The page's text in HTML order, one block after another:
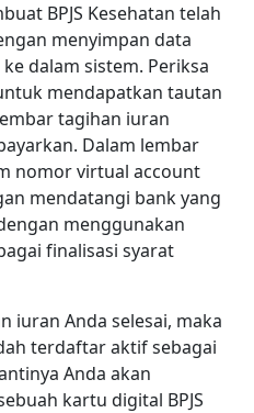
BPJS Kesehatan telah
menyimpan data
dalam sistem. Periksa
mendapatkan tautan
tagihan iuran
Dalam lembar
nomor virtual account
mendatangi bank yang
menggunakan
finalisasi syarat
iuran Anda selesai, maka
terdaftar aktif sebagai
Anda akan
kartu digital BPJS